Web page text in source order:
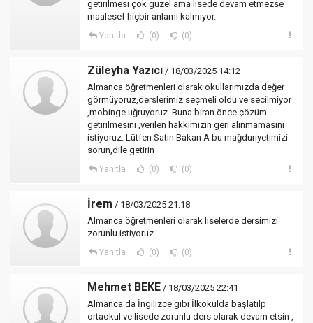
getirilmesi çok güzel ama lisede devam etmezse
maalesef hiçbir anlamı kalmıyor.
Yanıtla (0) (0)
Züleyha Yazıcı / 18/03/2025 14:12
Almanca öğretmenleri olarak okullarımızda değer
görmüyoruz,derslerimiz seçmeli oldu ve secilmiyor
,mobinge uğruyoruz. Buna biran önce çözüm
getirilmesini ,verilen hakkımızın geri alinmamasini
istiyoruz. Lütfen Satın Bakan A bu mağduriyetimizi
sorun,dile getirin
Yanıtla (0) (0)
İrem / 18/03/2025 21:18
Almanca öğretmenleri olarak liselerde dersimizi
zorunlu istiyoruz.
Yanıtla (0) (0)
Mehmet BEKE / 18/03/2025 22:41
Almanca da İngilizce gibi İlkokulda başlatılp
ortaokul ve lisede zorunlu ders olarak devam etsin ,